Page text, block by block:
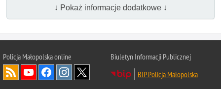
↓ Pokaż informacje dodatkowe ↓
Policja Małopolska online
Biuletyn Informacji Publicznej
BIP Policja Małopolska